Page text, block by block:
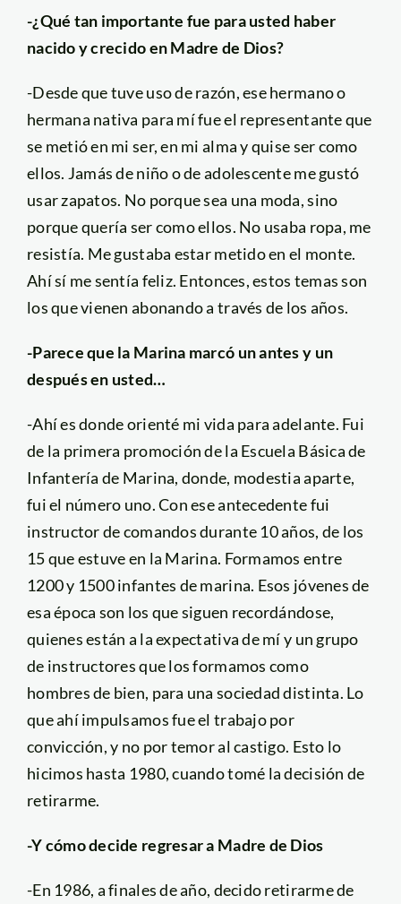
-¿Qué tan importante fue para usted haber
nacido y crecido en Madre de Dios?
-Desde que tuve uso de razón, ese hermano o
hermana nativa para mí fue el representante que
se metió en mi ser, en mi alma y quise ser como
ellos. Jamás de niño o de adolescente me gustó
usar zapatos. No porque sea una moda, sino
porque quería ser como ellos. No usaba ropa, me
resistía. Me gustaba estar metido en el monte.
Ahí sí me sentía feliz. Entonces, estos temas son
los que vienen abonando a través de los años.
-Parece que la Marina marcó un antes y un
después en usted…
-Ahí es donde orienté mi vida para adelante. Fui
de la primera promoción de la Escuela Básica de
Infantería de Marina, donde, modestia aparte,
fui el número uno. Con ese antecedente fui
instructor de comandos durante 10 años, de los
15 que estuve en la Marina. Formamos entre
1200 y 1500 infantes de marina. Esos jóvenes de
esa época son los que siguen recordándose,
quienes están a la expectativa de mí y un grupo
de instructores que los formamos como
hombres de bien, para una sociedad distinta. Lo
que ahí impulsamos fue el trabajo por
convicción, y no por temor al castigo. Esto lo
hicimos hasta 1980, cuando tomé la decisión de
retirarme.
-Y cómo decide regresar a Madre de Dios
-En 1986, a finales de año, decido retirarme de